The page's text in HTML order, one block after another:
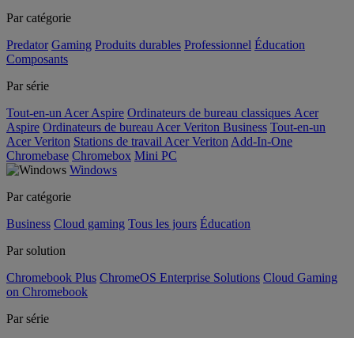
Par catégorie
Predator Gaming Produits durables Professionnel Éducation
Composants
Par série
Tout-en-un Acer Aspire Ordinateurs de bureau classiques Acer
Aspire Ordinateurs de bureau Acer Veriton Business Tout-en-un
Acer Veriton Stations de travail Acer Veriton Add-In-One
Chromebase Chromebox Mini PC
Windows
Par catégorie
Business Cloud gaming Tous les jours Éducation
Par solution
Chromebook Plus ChromeOS Enterprise Solutions Cloud Gaming
on Chromebook
Par série